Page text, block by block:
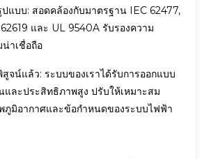
แบบ: สอดคล้องกับมาตรฐาน IEC 62477,
และ UL 9540A รับรองความ
าเชื่อถือ
จน์แล้ว: ระบบของเราได้รับการออกแบบ
และประสิทธิภาพสูง ปรับให้เหมาะสม
ภูมิอากาศและข้อกำหนดของระบบไฟฟ้า